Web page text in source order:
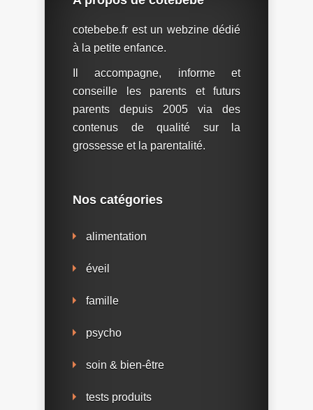
cotebebe.fr est un webzine dédié
à la petite enfance.
Il accompagne, informe et
conseille les parents et futurs
parents depuis 2005 via des
contenus de qualité sur la
grossesse et la parentalité.
Nos catégories
alimentation
éveil
famille
psycho
soin & bien-être
tests produits